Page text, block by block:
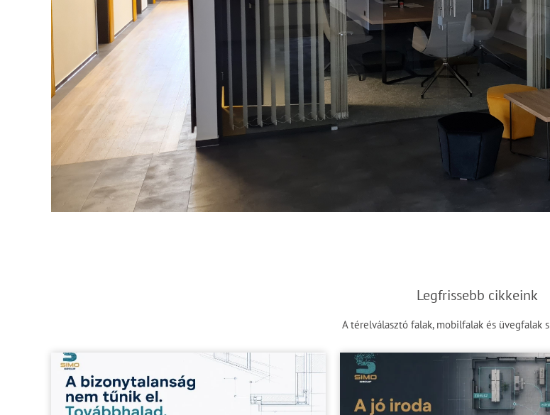
Legfrissebb cikkeink
A térelválasztó falak, mobilfalak és üvegfalak